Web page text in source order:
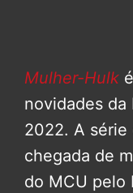
Mulher-Hulk
novidades da
2022. A série
chegada de
do MCU pelo